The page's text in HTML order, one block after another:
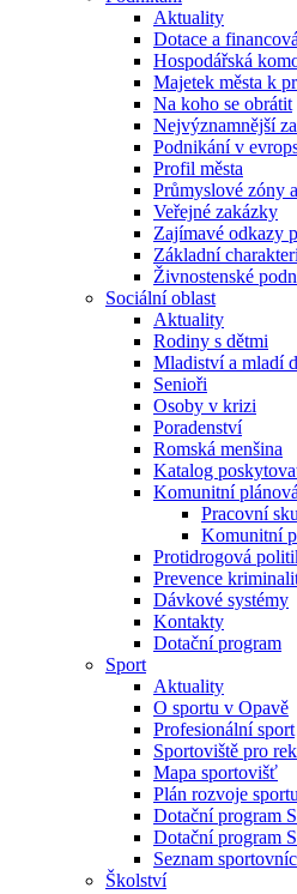
Aktuality
Dotace a
Hospodářská
Majetek města k
Na koho se obrátit
Nejvýznamnější
Podnikání v
Profil města
Průmyslové zóny
Veřejné zakázky
Zajímavé odkazy
Základní
Živnostenské
Sociální oblast
Aktuality
Rodiny s dětmi
Mladiství a mladí
Senioři
Osoby v krizi
Poradenství
Romská menšina
Katalog
Komunitní
Pracovní
Komunitní
Protidrogová
Prevence
Dávkové systémy
Kontakty
Dotační program
Sport
Aktuality
O sportu v Opavě
Profesionální sport
Sportoviště pro
Mapa sportovišť
Plán rozvoje
Dotační program
Dotační program
Seznam
Školství